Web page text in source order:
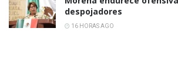
despojadores
16 HORAS AGO